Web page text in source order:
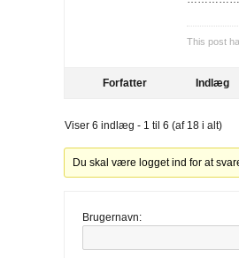
This post
Forfatter Indlæg
Viser 6 indlæg - 1 til 6 (af 18 i alt)
Du skal være logget ind for at
Brugernavn: